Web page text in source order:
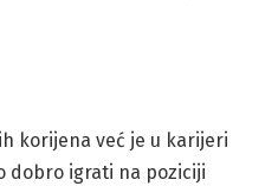
korijena već je u karijeri
dobro igrati na poziciji